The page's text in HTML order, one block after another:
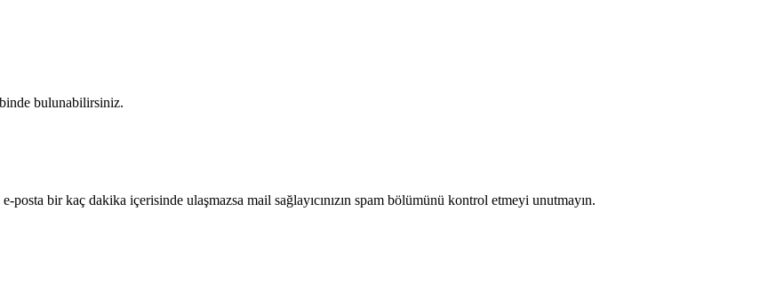
bulunabilirsiniz.
bir kaç dakika içerisinde ulaşmazsa mail sağlayıcınızın spam bölümünü kontrol etmeyi unutmayın.